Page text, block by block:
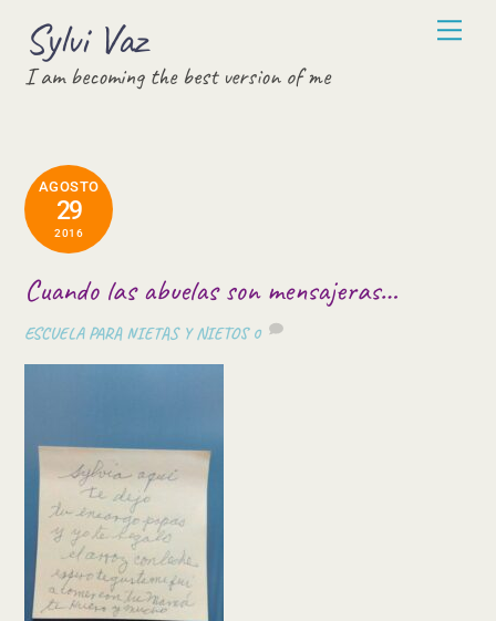
content
Sylvi Vaz
I am becoming the best version of me
AGOSTO
29
2016
Cuando las abuelas son mensajeras…
ESCUELA PARA NIETAS Y NIETOS 0